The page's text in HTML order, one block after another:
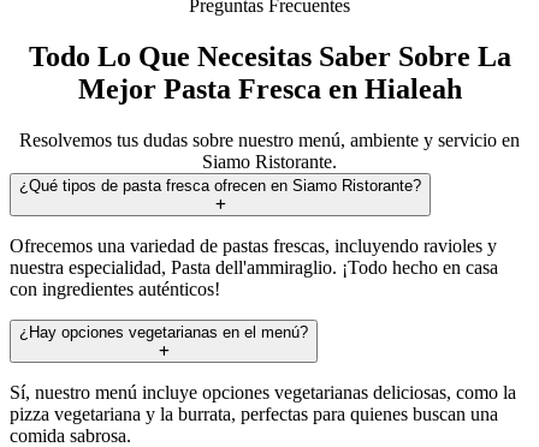
Preguntas Frecuentes
Todo Lo Que Necesitas Saber Sobre La
Mejor Pasta Fresca en Hialeah
Resolvemos tus dudas sobre nuestro menú, ambiente y servicio en
Siamo Ristorante.
¿Qué tipos de pasta fresca ofrecen en Siamo Ristorante?
Ofrecemos una variedad de pastas frescas, incluyendo ravioles y
nuestra especialidad, Pasta dell'ammiraglio. ¡Todo hecho en casa
con ingredientes auténticos!
¿Hay opciones vegetarianas en el menú?
Sí, nuestro menú incluye opciones vegetarianas deliciosas, como la
pizza vegetariana y la burrata, perfectas para quienes buscan una
comida sabrosa.